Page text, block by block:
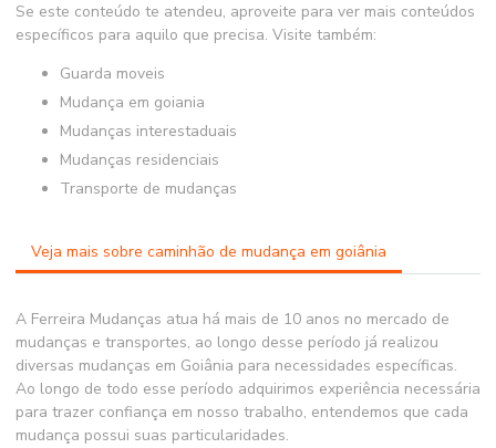
Se este conteúdo te atendeu, aproveite para ver mais conteúdos
específicos para aquilo que precisa. Visite também:
guarda moveis
mudança em goiania
mudanças interestaduais
mudanças residenciais
transporte de mudanças
Veja mais sobre caminhão de mudança em goiânia
A Ferreira Mudanças atua há mais de 10 anos no mercado de
mudanças e transportes, ao longo desse período já realizou
diversas mudanças em Goiânia para necessidades específicas.
Ao longo de todo esse período adquirimos experiência necessária
para trazer confiança em nosso trabalho, entendemos que cada
mudança possui suas particularidades.